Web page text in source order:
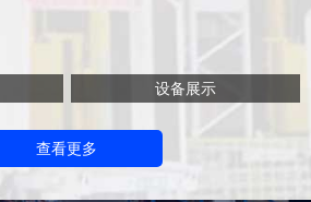
设备展示
查看更多